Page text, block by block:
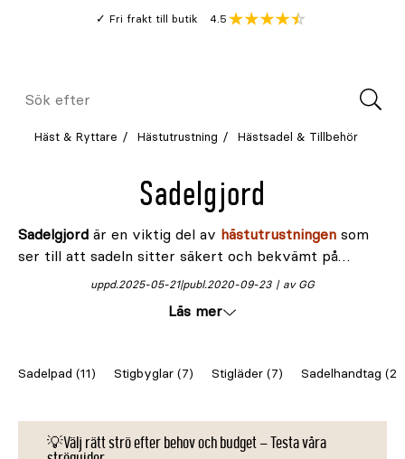
Fri frakt till butik
Genomsnitt
4.5
Meny
Sök
Häst & Ryttare Hästutrustning Hästsadel & Tillbehör
Sadelgjord
Sadelgjord är en viktig del av hästutrustningen som
ser till att sadeln sitter säkert och bekvämt på
hästen. Den hjälper till att fördela trycket jämnt över
hittar du sadelgjordar i flera modeller, material och
publ.2020-09-23
uppd.2025-05-21 av GG
Läs mer
Sadelpad (11) Stigbyglar (7) Stigläder (7) Sadelhandtag (2)
💡Välj rätt strö efter behov och budget – Testa våra